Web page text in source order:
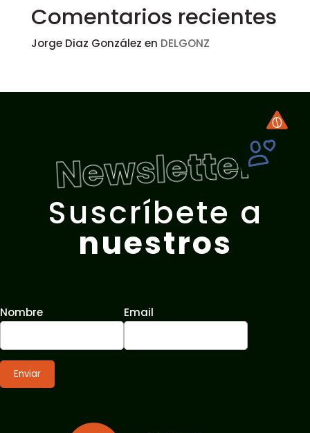
Comentarios recientes
Jorge Diaz González en DELGONZ
Newsletter
Suscríbete a
nuestros
Nombre Email